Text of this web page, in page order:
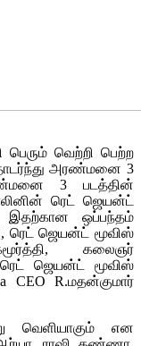
பெரும் வெற்றி பெற்ற
அரண்மனை 3
3 படத்தின்
ரெட் ஜெயன்ட்
இதற்கான ஒப்பந்தம்
ரெட் ஜெயன்ட் மூவிஸ்
கலைஞர்
ஜெயன்ட் மூவிஸ்
CEO R.மதன்குமார்
என